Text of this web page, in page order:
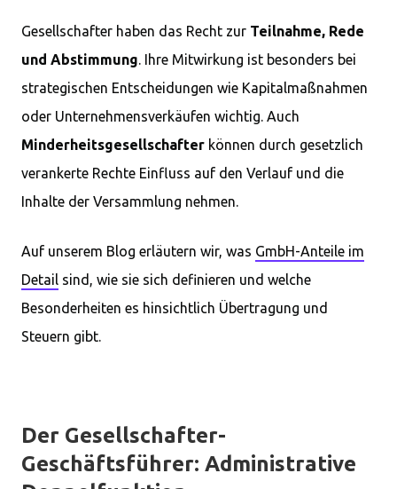
Gesellschafter haben das Recht zur Teilnahme, Rede
und Abstimmung. Ihre Mitwirkung ist besonders bei
strategischen Entscheidungen wie Kapitalmaßnahmen
oder Unternehmensverkäufen wichtig. Auch
Minderheitsgesellschafter können durch gesetzlich
verankerte Rechte Einfluss auf den Verlauf und die
Inhalte der Versammlung nehmen.
Auf unserem Blog erläutern wir, was GmbH-Anteile im
Detail sind, wie sie sich definieren und welche
Besonderheiten es hinsichtlich Übertragung und
Steuern gibt.
Der Gesellschafter-
Geschäftsführer: Administrative